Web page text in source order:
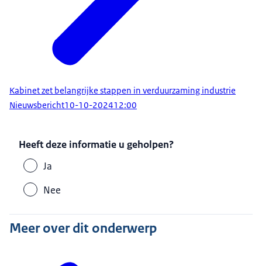
Kabinet zet belangrijke stappen in verduurzaming industrie
Nieuwsbericht10-10-202412:00
Heeft deze informatie u geholpen?
Ja
Nee
Meer over dit onderwerp